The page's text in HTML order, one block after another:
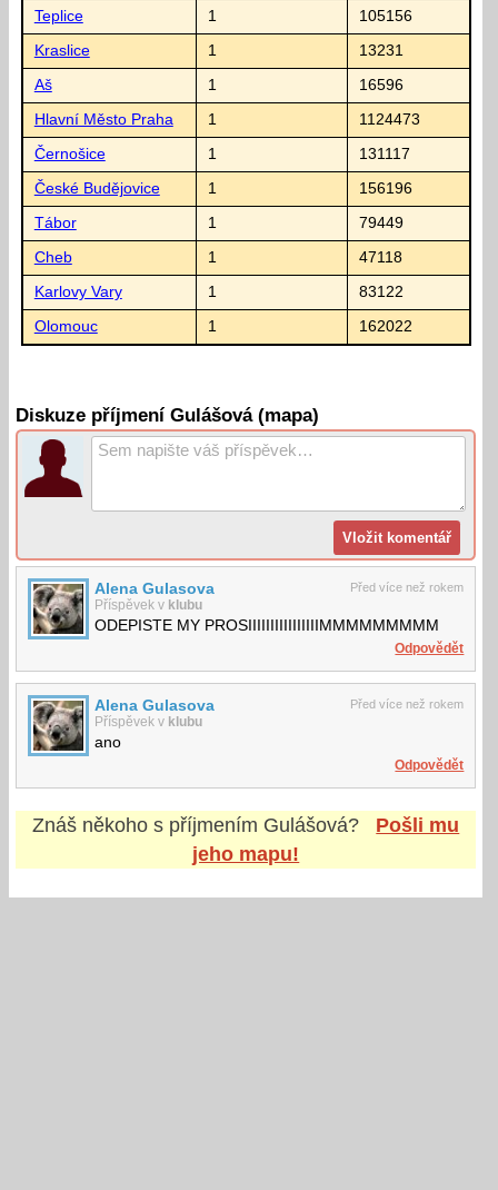
Teplice 1 105156
Kraslice 1 13231
Aš 1 16596
Hlavní Město Praha 1 1124473
Černošice 1 131117
České Budějovice 1 156196
Tábor 1 79449
Cheb 1 47118
Karlovy Vary 1 83122
Olomouc 1 162022
Diskuze příjmení Gulášová (mapa)
Před více než rokem
Alena Gulasova
Příspěvek v klubu
ODEPISTE MY PROSIIIIIIIIIIIIIIIIMMMMMMMMM
Odpovědět
Před více než rokem
Alena Gulasova
Příspěvek v klubu
ano
Odpovědět
Znáš někoho s příjmením Gulášová?
Pošli mu
jeho mapu!